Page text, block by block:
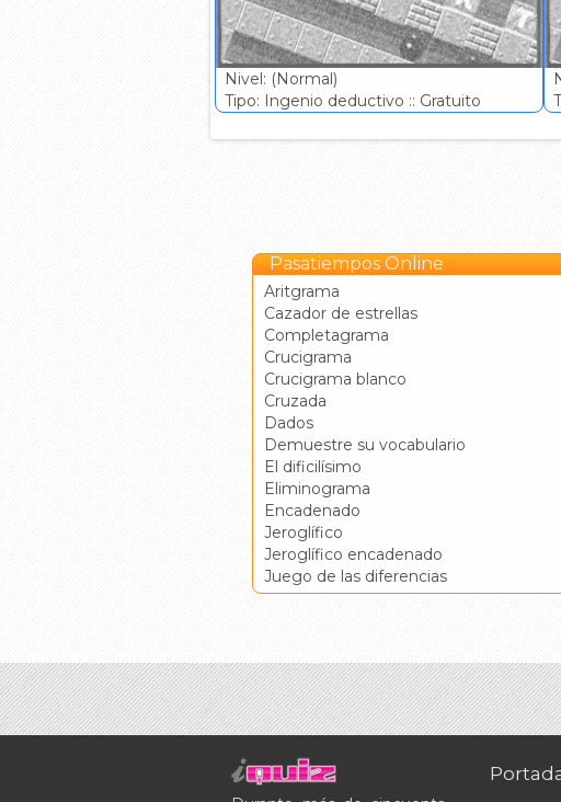
Nivel: (Normal)
Tipo: Ingenio deductivo :: Gratuito
Pasatiempos Online
Aritgrama
Cazador de estrellas
Completagrama
Crucigrama
Crucigrama blanco
Cruzada
Dados
Demuestre su vocabulario
El dificilísimo
Eliminograma
Encadenado
Jeroglífico
Jeroglífico encadenado
Juego de las diferencias